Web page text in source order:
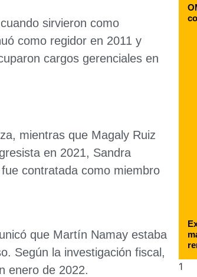
sirvieron como
como regidor en 2011 y
cargos gerenciales en
mientras que Magaly Ruiz
en 2021, Sandra
contratada como miembro
que Martín Namay estaba
Según la investigación fiscal,
enero de 2022.